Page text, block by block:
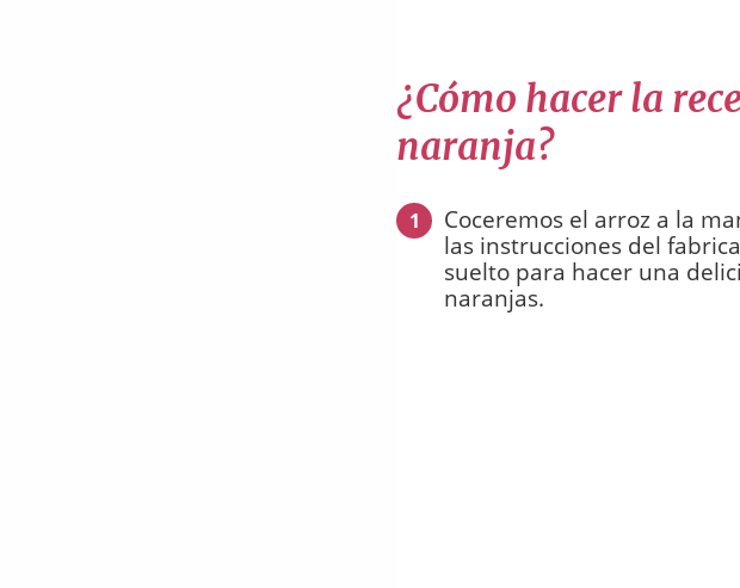
¿Cómo hacer la
naranja?
1
Coceremos el arroz a la
las instrucciones del
suelto para hacer una
naranjas.